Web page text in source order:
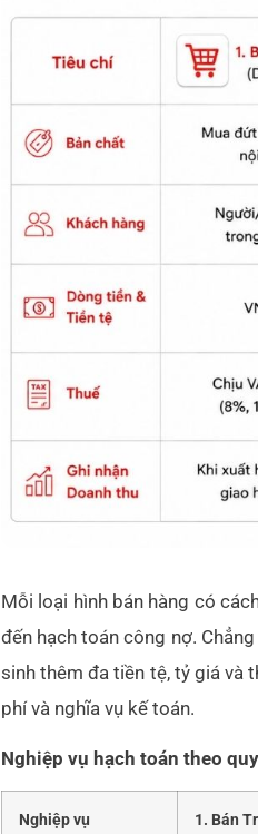
Mỗi loại hình bán hàng có
đến hạch toán công nợ.
sinh thêm đa tiền tệ, tỷ giá và
phí và nghĩa vụ kế toán.
Nghiệp vụ hạch toán theo
Nghiệp vụ 1. Bán